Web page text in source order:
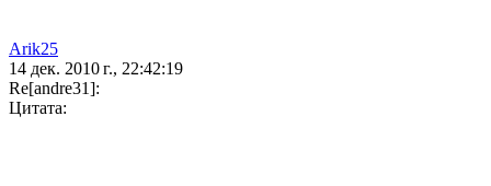
Arik25
14 дек. 2010 г., 22:42:19
Re[andre31]:
Цитата: